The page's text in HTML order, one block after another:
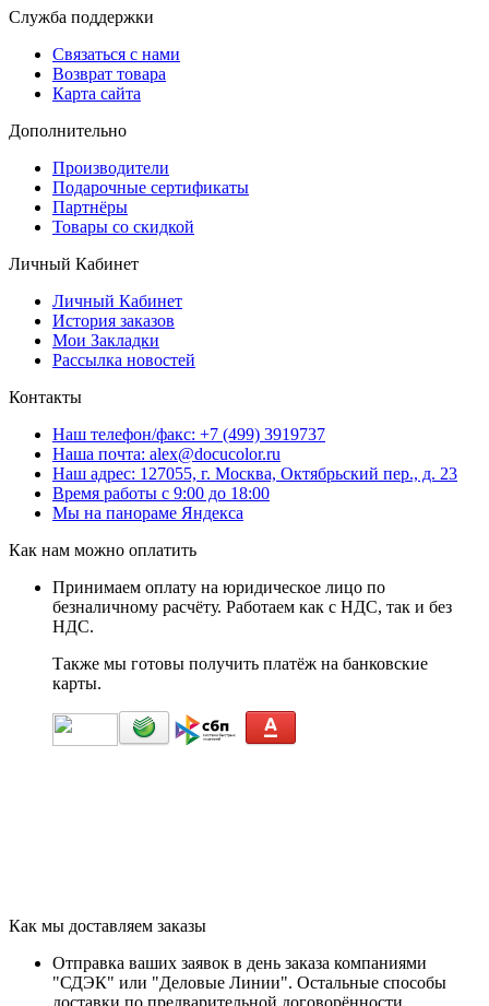
Служба поддержки
Связаться с нами
Возврат товара
Карта сайта
Дополнительно
Производители
Подарочные сертификаты
Партнёры
Товары со скидкой
Личный Кабинет
Личный Кабинет
История заказов
Мои Закладки
Рассылка новостей
Контакты
Наш телефон/факс: +7 (499) 3919737
Наша почта: alex@docucolor.ru
Наш адрес: 127055, г. Москва, Октябрьский пер., д. 23
Время работы с 9:00 до 18:00
Мы на панораме Яндекса
Как нам можно оплатить
Принимаем оплату на юридическое лицо по
безналичному расчёту. Работаем как с НДС, так и без
НДС.
Также мы готовы получить платёж на банковские
карты.
Как мы доставляем заказы
Отправка ваших заявок в день заказа компаниями
"СДЭК" или "Деловые Линии". Остальные способы
доставки по предварительной договорённости.